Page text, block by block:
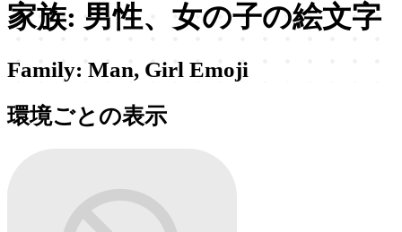
家族: 男性、女の子の絵文字
Family: Man, Girl Emoji
環境ごとの表示